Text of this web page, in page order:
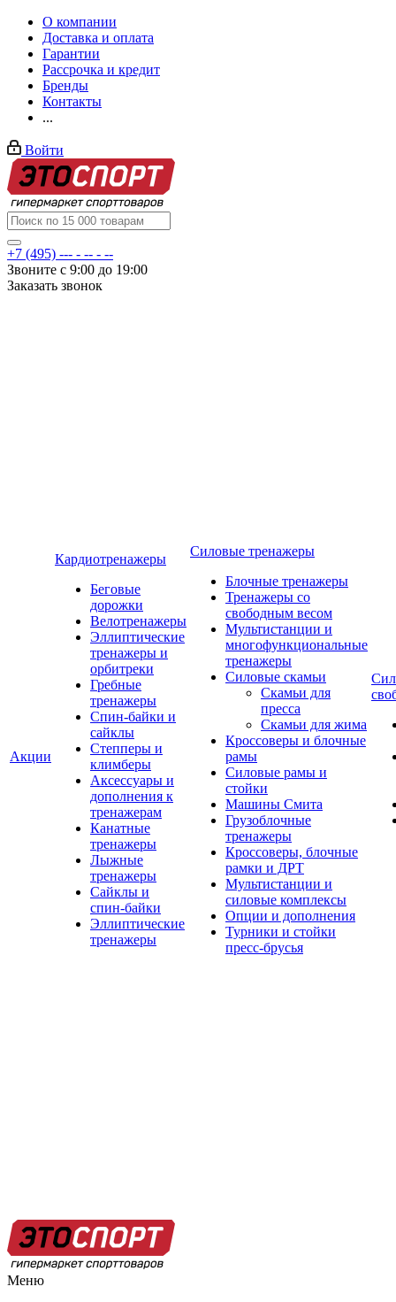
О компании
Доставка и оплата
Гарантии
Рассрочка и кредит
Бренды
Контакты
...
Войти
+7 (495) --- - -- - --
Звоните с 9:00 до 19:00
Заказать звонок
Акции
Кардиотренажеры
Беговые
дорожки
Велотренажеры
Эллиптические
тренажеры и
орбитреки
Гребные
тренажеры
Спин-байки и
сайклы
Степперы и
климберы
Аксессуары и
дополнения к
тренажерам
Канатные
тренажеры
Лыжные
тренажеры
Сайклы и
спин-байки
Эллиптические
тренажеры
Силовые тренажеры
Блочные тренажеры
Тренажеры со
свободным весом
Мультистанции и
многофункциональные
тренажеры
Силовые скамьи
Скамьи для
пресса
Скамьи для жима
Кроссоверы и блочные
рамы
Силовые рамы и
стойки
Машины Смита
Грузоблочные
тренажеры
Кроссоверы, блочные
рамки и ДРТ
Мультистанции и
силовые комплексы
Опции и дополнения
Турники и стойки
пресс-брусья
Меню